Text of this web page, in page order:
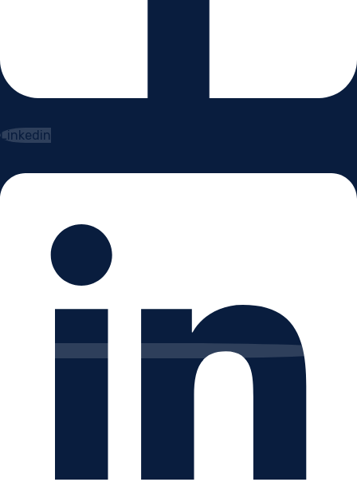
Linkedin